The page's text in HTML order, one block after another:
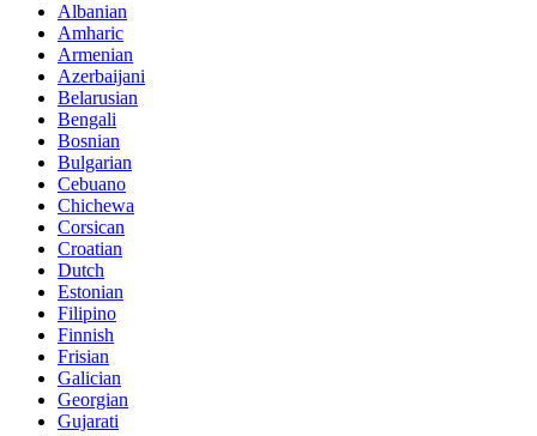
Albanian
Amharic
Armenian
Azerbaijani
Belarusian
Bengali
Bosnian
Bulgarian
Cebuano
Chichewa
Corsican
Croatian
Dutch
Estonian
Filipino
Finnish
Frisian
Galician
Georgian
Gujarati